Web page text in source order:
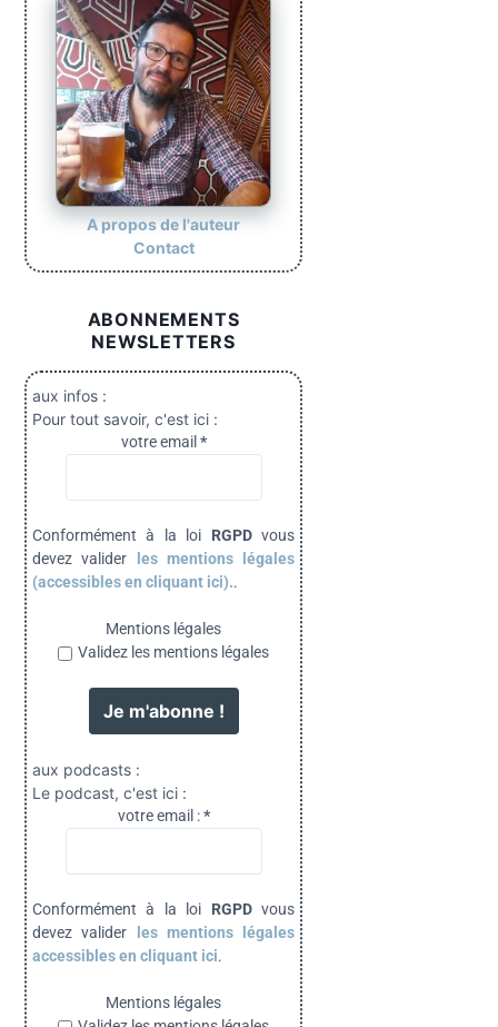
A propos de l'auteur
Contact
ABONNEMENTS
NEWSLETTERS
aux infos :
Pour tout savoir, c'est ici :
votre email *
Conformément à la loi RGPDvous
devez valider
les mentions légales
(accessibles en cliquant ici)..
Mentions légales
Validez les mentions légales
aux podcasts :
Le podcast, c'est ici :
votre email :*
Conformément à la loi RGPDvous
devez valider
les mentions légales
accessibles en cliquant ici.
Mentions légales